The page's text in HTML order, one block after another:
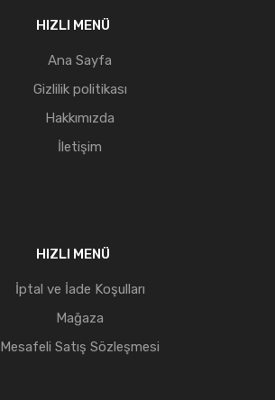
HIZLI MENÜ
Ana Sayfa
Gizlilik politikası
Hakkımızda
İletişim
HIZLI MENÜ
İptal ve İade Koşulları
Mağaza
Mesafeli Satış Sözleşmesi